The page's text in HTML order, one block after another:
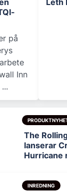
på
Inn
Leth
The
lanserar
Hurricane
INREDNING